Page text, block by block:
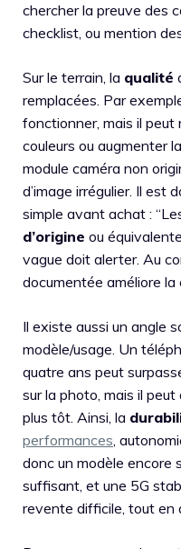
chercher la preuve des
checklist, ou mention
Sur le terrain, la qualité
remplacées. Par
fonctionner, mais il peut
couleurs ou augmenter
module caméra non
d’image irrégulier. Il est
simple avant achat :
d’origine ou
vague doit alerter. Au
documentée améliore la
Il existe aussi un angle
modèle/usage. Un
quatre ans peut
sur la photo, mais il
plus tôt. Ainsi, la
performances,
donc un modèle encore
suffisant, et une 5G
revente difficile, tout en